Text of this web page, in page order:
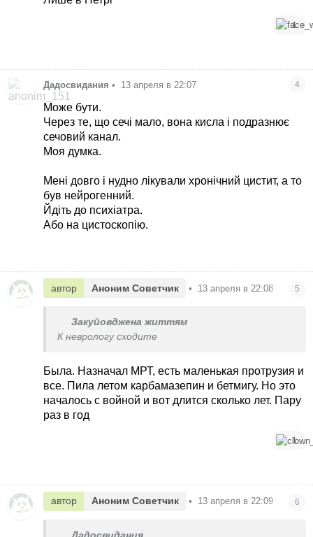
1
Дадосвидания • 13 апреля в 22:07 4
Може бути.
Через те, що сечі мало, вона кисла і подразнює
сечовий канал.
Моя думка.
Мені довго і нудно лікували хронічний цистит, а то
був нейрогенний.
Йдіть до психіатра.
Або на цистоскопію.
автор Аноним Советчик • 13 апреля в 22:08 5
Закуйовджена життям
К неврологу сходите
Была. Назначал МРТ, есть маленькая протрузия и
все. Пила летом карбамазепин и бетмигу. Но это
началось с войной и вот длится сколько лет. Пару
раз в год
1
автор Аноним Советчик • 13 апреля в 22:09 6